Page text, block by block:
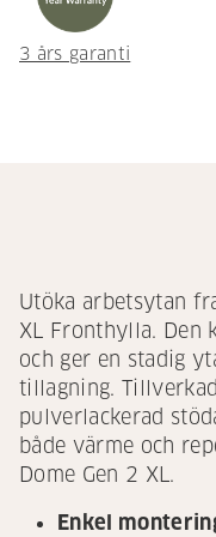
3 års garanti
Utöka arbetsytan
XL Fronthylla. Den
och ger en stadig
tillagning.
pulverlackerad
både värme och
Dome Gen 2 XL.
Enkel